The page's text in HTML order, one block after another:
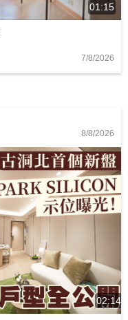
01:15
7/8/2026
8/8/2026
02:14